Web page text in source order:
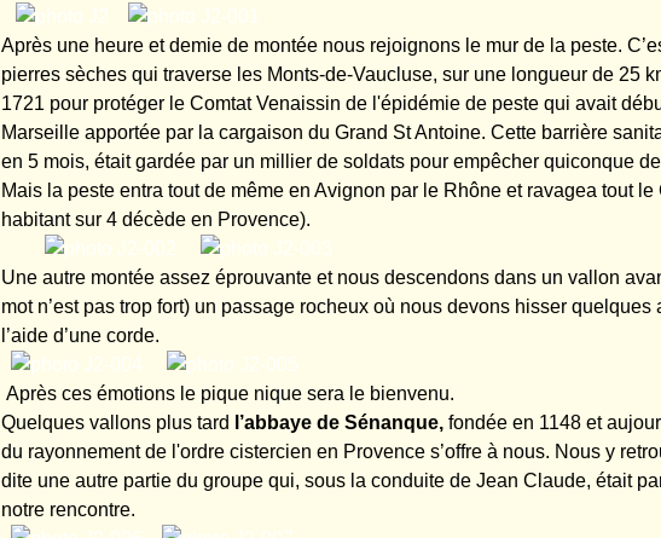
Après une heure et demie de montée nous rejoignons le mur de la peste.
pierres sèches qui traverse les Monts-de-Vaucluse, sur une longueur de 25
1721 pour protéger le Comtat Venaissin de l'épidémie de peste qui avait
Marseille apportée par la cargaison du Grand St Antoine. Cette barrière
en 5 mois, était gardée par un millier de soldats pour empêcher quiconque
Mais la peste entra tout de même en Avignon par le Rhône et ravagea tout le
habitant sur 4 décède en Provence).
Une autre montée assez éprouvante et nous descendons dans un vallon
mot n’est pas trop fort) un passage rocheux où nous devons hisser quelques
l’aide d’une corde.
Après ces émotions le pique nique sera le bienvenu.
Quelques vallons plus tard
l’abbaye de Sénanque, fondée en 1148 et
du rayonnement de l'ordre cistercien en Provence s’offre à nous. Nous y
dite une autre partie du groupe qui, sous la conduite de Jean Claude, était
notre rencontre.